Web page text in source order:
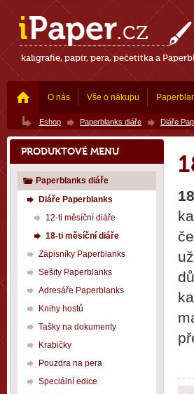
kaligrafie, papír, pera, pečetítka a
O nás Vše o nákupu
Eshop Paperblanks diáře Diáře
PRODUKTOVÉ MENU
Paperblanks diáře
Diáře Paperblanks
12-ti měsíční diáře
18-ti měsíční diáře
Zápisníky Paperblanks
Sešity Paperblanks
Adresáře Paperblanks
Knihy hostů
Tašky na dokumenty
Krabičky
Pouzdra na pera
Speciální edice